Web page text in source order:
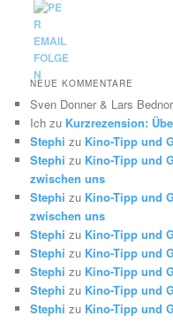
NEUE KOMMENTARE
Sven Donner & Lars
Ich zu Kurzrezension:
Stephi zu Kino-Tipp und
Stephi zu Kino-Tipp und
zwischen uns
Stephi zu Kino-Tipp und
zwischen uns
Stephi zu Kino-Tipp und
Stephi zu Kino-Tipp und
Stephi zu Kino-Tipp und
Stephi zu Kino-Tipp und
Stephi zu Kino-Tipp und